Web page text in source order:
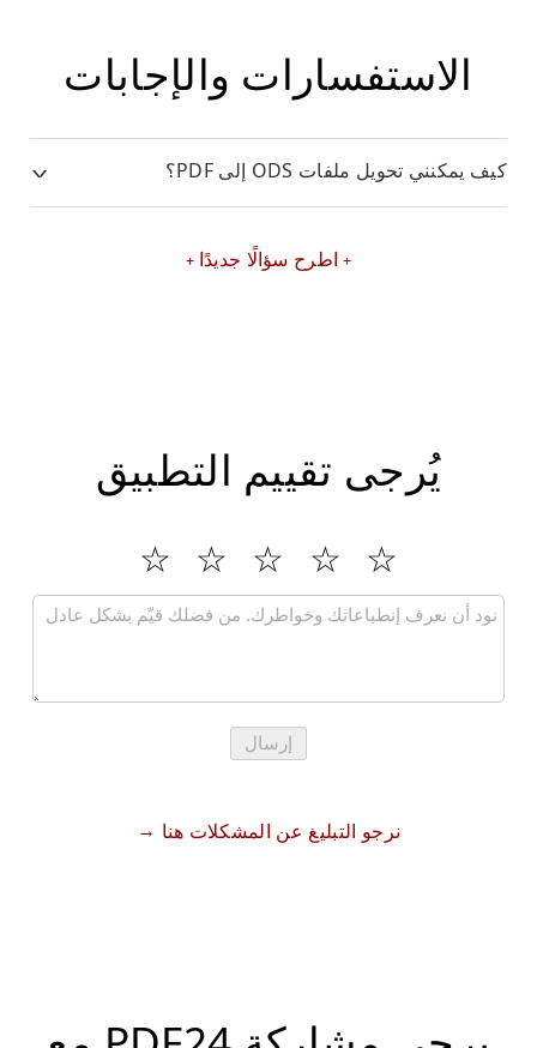
الاستفسارات والإجابات
كيف يمكنني تحويل ملفات ODS إلى PDF؟
اطرح سؤالًا جديدًا
يُرجى تقييم التطبيق
إرسال
نرجو التبليغ عن المشكلات هنا